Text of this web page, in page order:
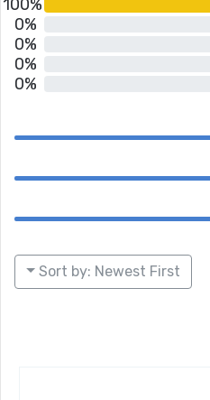
100%
0%
0%
0%
0%
Sort by: Newest First